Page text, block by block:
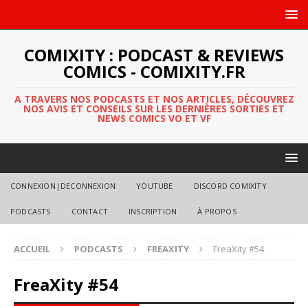
COMIXITY : PODCAST & REVIEWS
COMICS - COMIXITY.FR
A TRAVERS NOS PODCASTS ET NOS ARTICLES, DÉCOUVREZ
NOS AVIS ET CONSEILS SUR LES DERNIÈRES SORTIES ET
NEWS COMICS VO ET VF
CONNEXION|DECONNEXION YOUTUBE DISCORD COMIXITY
PODCASTS CONTACT INSCRIPTION À PROPOS
ACCUEIL PODCASTS FREAXITY FreaXity #54
FreaXity #54